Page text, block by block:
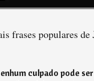
frases populares de
culpado pode